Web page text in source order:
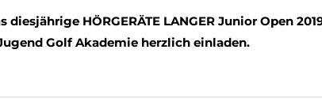
diesjährige HÖRGERÄTE LANGER Junior Open
Golf Akademie herzlich einladen.